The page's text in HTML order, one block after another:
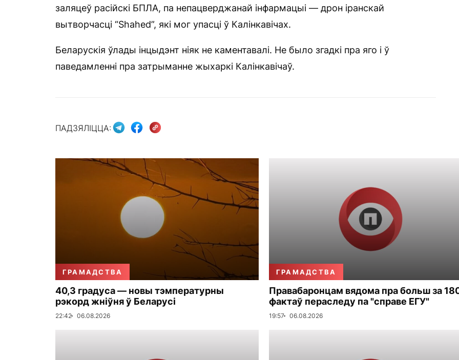
заляцеў расійскі БПЛА, па непацверджанай інфармацыі — дрон іранскай
вытворчасці “Shahed”, які мог упасці ў Калінкавічах.
Беларускія ўлады інцыдэнт ніяк не каментавалі. Не было згадкі пра яго і ў
паведамленні пра затрыманне жыхаркі Калінкавічаў.
ПАДЗЯЛІЦЦА:
ГРАМАДСТВА
40,3 градуса — новы тэмпературны
рэкорд жніўня ў Беларусі
22:42 06.08.2026
ГРАМАДСТВА
Правабаронцам вядома пра больш за
фактаў пераследу па "справе ЕГУ"
19:57 06.08.2026